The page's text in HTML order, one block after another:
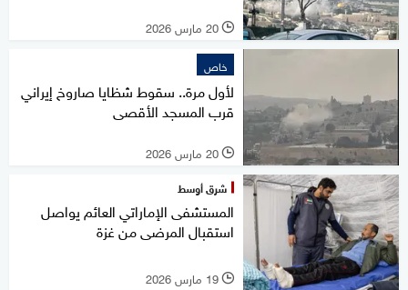
l 20 مارس 2026
خاص
لأول مرة.. سقوط شظايا صاروخ إيراني
قرب المسجد الأقصى
l 20 مارس 2026
شرق أوسط
المستشفى الإماراتي العائم يواصل
استقبال المرضى من غزة
l 19 مارس 2026